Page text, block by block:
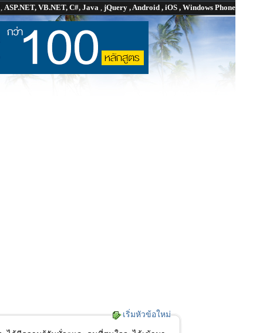
, ASP.NET, VB.NET, C#, Java , jQuery , Android , iOS , Windows Phone
เริ่มหัวข้อใหม่